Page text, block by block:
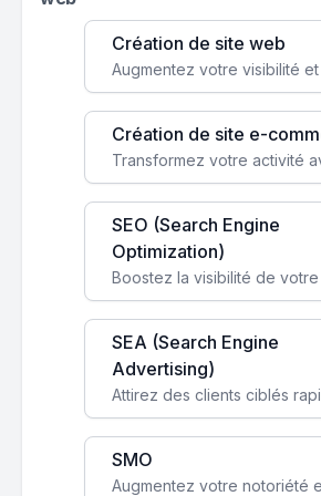
Création de site web
Création de site e-
SEO (Search Engine
Optimization)
SEA (Search Engine
Advertising)
SMO